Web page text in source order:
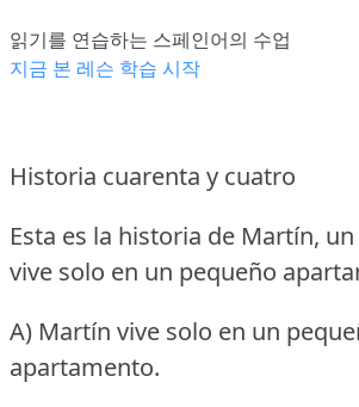
읽기를 연습하는 스페인어의 수업
지금 본 레슨 학습 시작
Historia cuarenta y cuatro
Esta es la historia de Martín,
vive solo en un pequeño
A) Martín vive solo en un
apartamento.